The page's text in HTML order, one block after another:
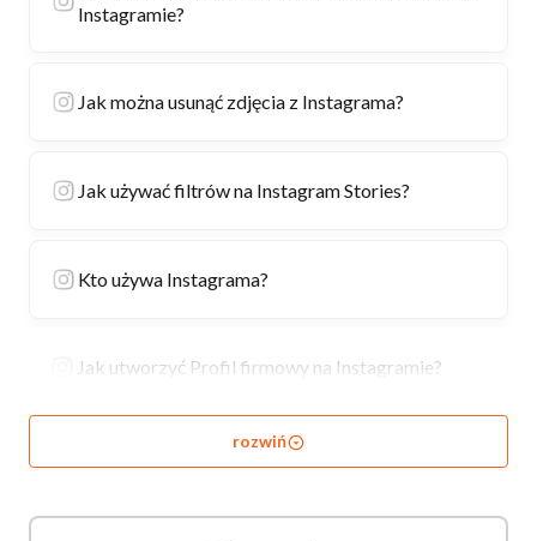
Instagramie?
Jak można usunąć zdjęcia z Instagrama?
Jak używać filtrów na Instagram Stories?
Kto używa Instagrama?
Jak utworzyć Profil firmowy na Instagramie?
rozwiń